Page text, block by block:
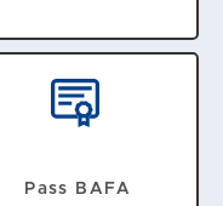
Pass BAFA